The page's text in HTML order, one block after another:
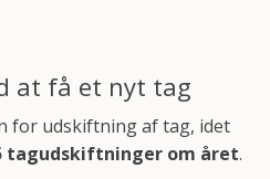
at få et nyt tag
for udskiftning af tag, idet
tagudskiftninger om året.